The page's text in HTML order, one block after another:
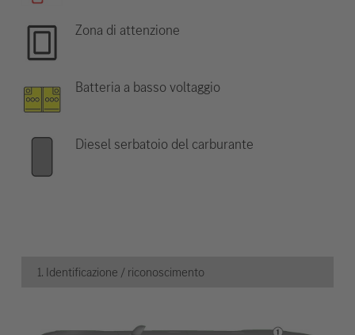
Zona di attenzione
Batteria a basso voltaggio
Diesel serbatoio del carburante
1. Identificazione / riconoscimento